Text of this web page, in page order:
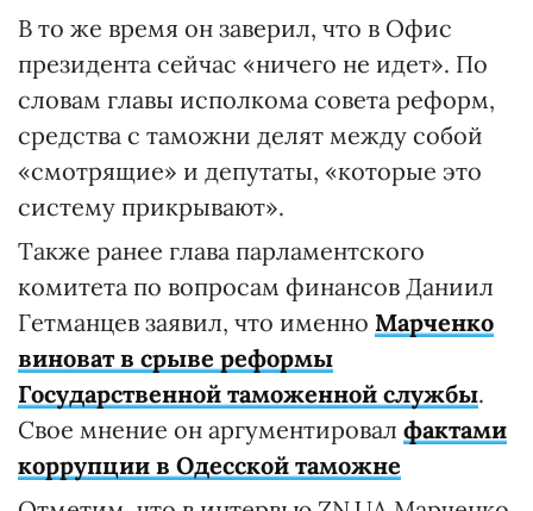
В то же время он заверил, что в Офис
президента сейчас «ничего не идет». По
словам главы исполкома совета реформ,
средства с таможни делят между собой
«смотрящие» и депутаты, «которые это
систему прикрывают».
Также ранее глава парламентского
комитета по вопросам финансов Даниил
Гетманцев заявил, что именно Марченко
виноват в срыве реформы
Государственной таможенной службы.
Свое мнение он аргументировал фактами
коррупции в Одесской таможне